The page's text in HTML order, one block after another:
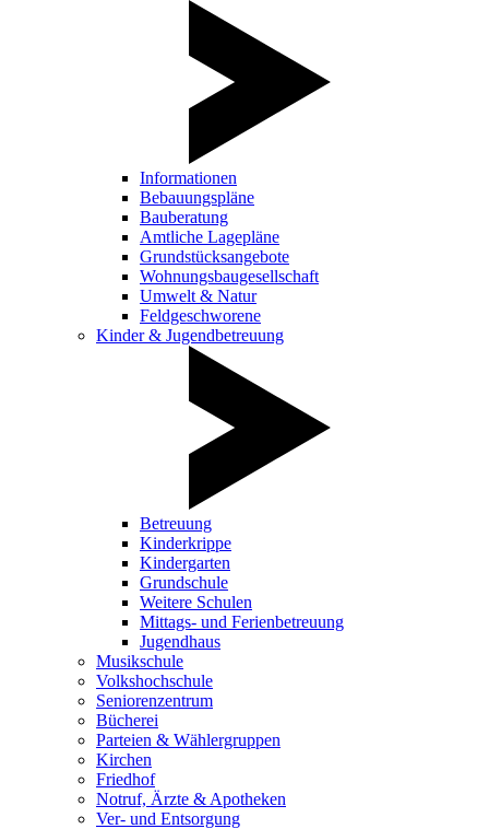
Informationen
Bebauungspläne
Bauberatung
Amtliche Lagepläne
Grundstücksangebote
Wohnungsbaugesellschaft
Umwelt & Natur
Feldgeschworene
Kinder & Jugendbetreuung
Betreuung
Kinderkrippe
Kindergarten
Grundschule
Weitere Schulen
Mittags- und Ferienbetreuung
Jugendhaus
Musikschule
Volkshochschule
Seniorenzentrum
Bücherei
Parteien & Wählergruppen
Kirchen
Friedhof
Notruf, Ärzte & Apotheken
Ver- und Entsorgung